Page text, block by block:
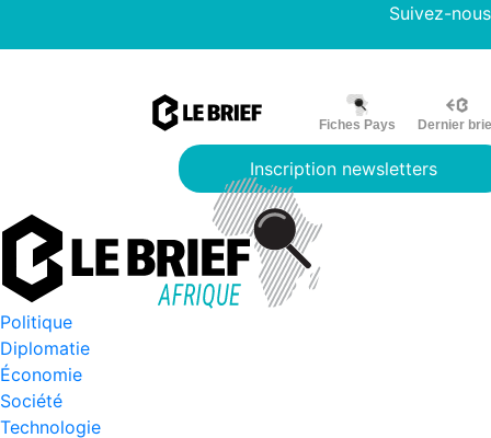
Suivez-nous
Fiches Pays Dernier
Inscription newsletters
Politique
Diplomatie
Économie
Société
Technologie